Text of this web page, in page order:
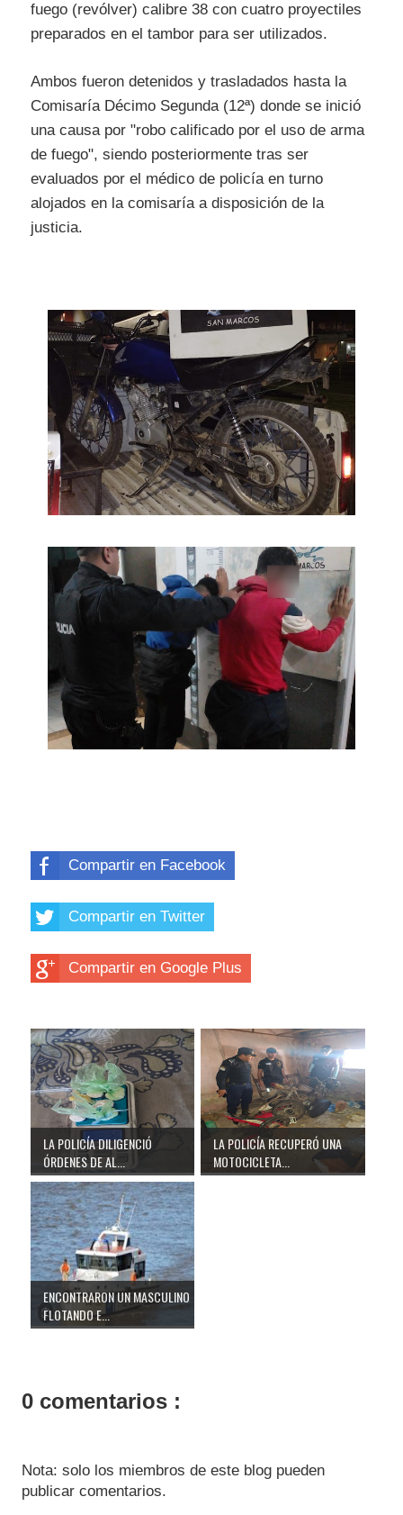
fuego (revólver) calibre 38 con cuatro proyectiles
preparados en el tambor para ser utilizados.
Ambos fueron detenidos y trasladados hasta la
Comisaría Décimo Segunda (12ª) donde se inició
una causa por "robo calificado por el uso de arma
de fuego", siendo posteriormente tras ser
evaluados por el médico de policía en turno
alojados en la comisaría a disposición de la
justicia.
Compartir en Facebook
Compartir en Twitter
Compartir en Google Plus
LA POLICÍA DILIGENCIÓ
ÓRDENES DE AL...
LA POLICÍA RECUPERÓ UNA
MOTOCICLETA...
ENCONTRARON UN MASCULINO
FLOTANDO E...
0 comentarios :
Nota: solo los miembros de este blog pueden
publicar comentarios.